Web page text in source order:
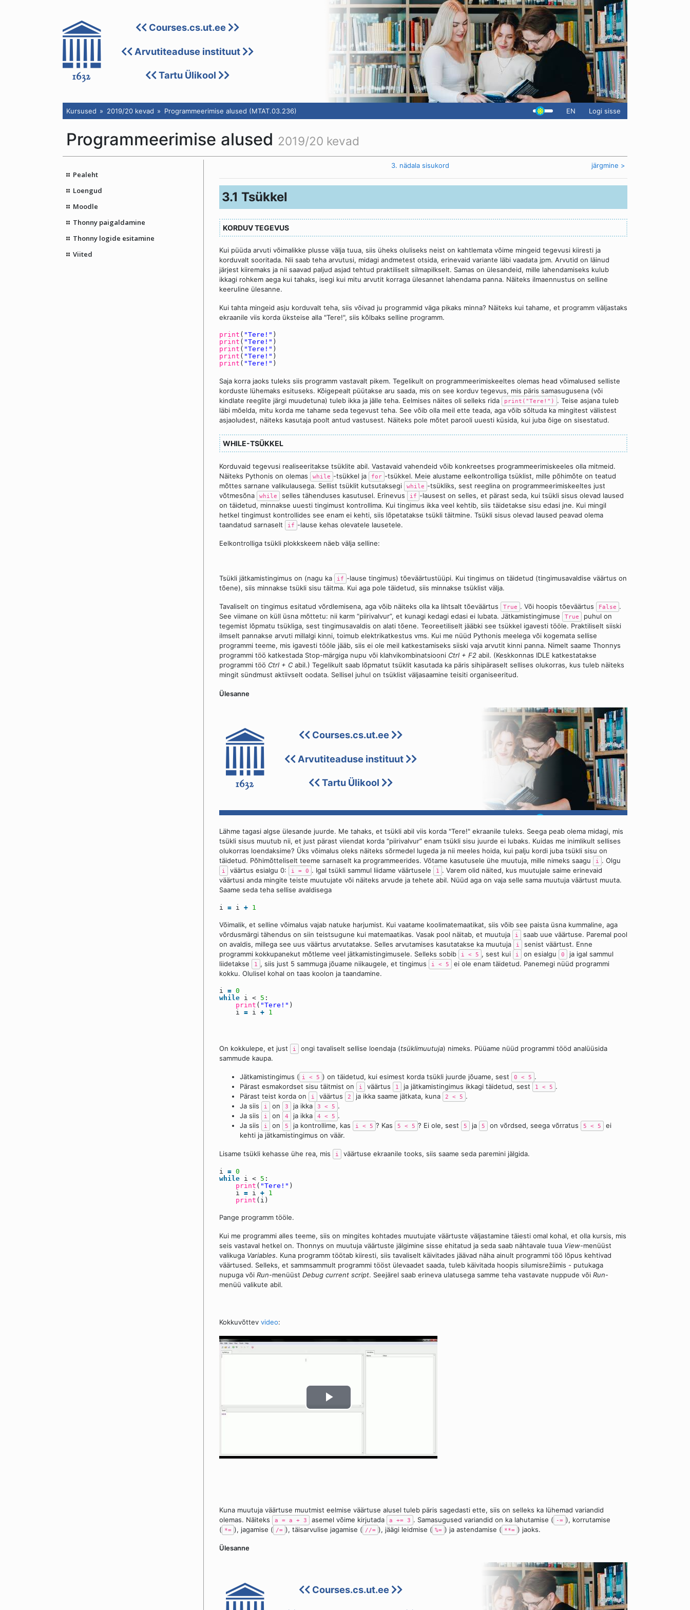
Courses.cs.ut.ee
Arvutiteaduse instituut
Tartu Ülikool
Kursused 2019/20 kevad Programmeerimise alused (MTAT.03.236) EN Logi sisse
Programmeerimise alused 2019/20 kevad
Pealeht
Loengud
Moodle
Thonny paigaldamine
Thonny logide esitamine
Viited
3. nädala sisukord järgmine >
3.1 Tsükkel
KORDUV TEGEVUS
Kui püüda arvuti võimalikke plusse välja tuua, siis üheks oluliseks neist on kahtlemata võime mingeid tegevusi kiiresti ja
korduvalt sooritada. Nii saab teha arvutusi, midagi andmetest otsida, erinevaid variante läbi vaadata jpm. Arvutid on läinud
järjest kiiremaks ja nii saavad paljud asjad tehtud praktiliselt silmapilkselt. Samas on ülesandeid, mille lahendamiseks kulub
ikkagi rohkem aega kui tahaks, isegi kui mitu arvutit korraga ülesannet lahendama panna. Näiteks ilmaennustus on selline
keeruline ülesanne.
Kui tahta mingeid asju korduvalt teha, siis võivad ju programmid väga pikaks minna? Näiteks kui tahame, et programm väljastaks
ekraanile viis korda üksteise alla "Tere!", siis kõlbaks selline programm.
print ( "Tere!" )
print ( "Tere!" )
print ( "Tere!" )
print ( "Tere!" )
print ( "Tere!" )
Saja korra jaoks tuleks siis programm vastavalt pikem. Tegelikult on programmeerimiskeeltes olemas head võimalused selliste
korduste lühemaks esituseks. Kõigepealt püütakse aru saada, mis on see korduv tegevus, mis päris samasugusena (või
kindlate reeglite järgi muudetuna) tuleb ikka ja jälle teha. Eelmises näites oli selleks rida
print("Tere!") . Teise asjana tuleb
läbi mõelda, mitu korda me tahame seda tegevust teha. See võib olla meil ette teada, aga võib sõltuda ka mingitest välistest
asjaoludest, näiteks kasutaja poolt antud vastusest. Näiteks pole mõtet parooli uuesti küsida, kui juba õige on sisestatud.
WHILE-TSÜKKEL
Korduvaid tegevusi realiseeritakse tsüklite abil. Vastavaid vahendeid võib konkreetses programmeerimiskeeles olla mitmeid.
Näiteks Pythonis on olemas
while -tsükkel ja for -tsükkel. Meie alustame eelkontrolliga tsüklist, mille põhimõte on teatud
mõttes sarnane valikulausega. Sellist tsüklit kutsutaksegi
while -tsükliks, sest reeglina on programmeerimiskeeltes just
võtmesõna
while selles tähenduses kasutusel. Erinevus if -lausest on selles, et pärast seda, kui tsükli sisus olevad laused
on täidetud, minnakse uuesti tingimust kontrollima. Kui tingimus ikka veel kehtib, siis täidetakse sisu edasi jne. Kui mingil
hetkel tingimust kontrollides see enam ei kehti, siis lõpetatakse tsükli täitmine. Tsükli sisus olevad laused peavad olema
taandatud sarnaselt
if -lause kehas olevatele lausetele.
Eelkontrolliga tsükli plokkskeem näeb välja selline:
Tsükli jätkamistingimus on (nagu ka if -lause tingimus) tõeväärtustüüpi. Kui tingimus on täidetud (tingimusavaldise väärtus on
tõene), siis minnakse tsükli sisu täitma. Kui aga pole täidetud, siis minnakse tsüklist välja.
Tavaliselt on tingimus esitatud võrdlemisena, aga võib näiteks olla ka lihtsalt tõeväärtus True . Või hoopis tõeväärtus False .
See viimane on küll üsna mõttetu: nii karm “piirivalvur”, et kunagi kedagi edasi ei lubata. Jätkamistingimuse
True
puhul on
tegemist lõpmatu tsükliga, sest tingimusavaldis on alati tõene. Teoreetiliselt jääbki see tsükkel igavesti tööle. Praktiliselt siiski
ilmselt pannakse arvuti millalgi kinni, toimub elektrikatkestus vms. Kui me nüüd Pythonis meelega või kogemata sellise
programmi teeme, mis igavesti tööle jääb, siis ei ole meil katkestamiseks siiski vaja arvutit kinni panna. Nimelt saame Thonnys
programmi töö katkestada Stop-märgiga nupu või klahvikombinatsiooni Ctrl + F2 abil. (Keskkonnas IDLE katkestatakse
programmi töö Ctrl + C abil.) Tegelikult saab lõpmatut tsüklit kasutada ka päris sihipäraselt sellises olukorras, kus tuleb näiteks
mingit sündmust aktiivselt oodata. Sellisel juhul on tsüklist väljasaamine teisiti organiseeritud.
Ülesanne
Lähme tagasi algse ülesande juurde. Me tahaks, et tsükli abil viis korda "Tere!" ekraanile tuleks. Seega peab olema midagi, mis
tsükli sisus muutub nii, et just pärast viiendat korda “piirivalvur” enam tsükli sisu juurde ei lubaks. Kuidas me inimlikult sellises
olukorras loendaksime? Üks võimalus oleks näiteks sõrmedel lugeda ja nii meeles hoida, kui palju kordi juba tsükli sisu on
täidetud. Põhimõtteliselt teeme sarnaselt ka programmeerides. Võtame kasutusele ühe muutuja, mille nimeks saagu
i . Olgu
i väärtus esialgu 0: i = 0 . Igal tsükli sammul liidame väärtusele 1 . Varem olid näited, kus muutujale saime erinevaid
väärtusi anda mingite teiste muutujate või näiteks arvude ja tehete abil. Nüüd aga on vaja selle sama muutuja väärtust muuta.
Saame seda teha sellise avaldisega
i = i + 1
Võimalik, et selline võimalus vajab natuke harjumist. Kui vaatame koolimatemaatikat, siis võib see paista üsna kummaline, aga
võrdusmärgi tähendus on siin teistsugune kui matemaatikas. Vasak pool näitab, et muutuja
i
saab uue väärtuse. Paremal pool
on avaldis, millega see uus väärtus arvutatakse. Selles arvutamises kasutatakse ka muutuja
i
senist väärtust. Enne
programmi kokkupanekut mõtleme veel jätkamistingimusele. Selleks sobib
i < 5 , sest kui i on esialgu 0
ja igal sammul
liidetakse
1 , siis just 5 sammuga jõuame niikaugele, et tingimus i < 5
ei ole enam täidetud. Panemegi nüüd programmi
kokku. Olulisel kohal on taas koolon ja taandamine.
i = 0
while i < 5 :
print ( "Tere!" )
i = i + 1
On kokkulepe, et just i ongi tavaliselt sellise loendaja (tsüklimuutuja) nimeks. Püüame nüüd programmi tööd analüüsida
sammude kaupa.
Jätkamistingimus ( i < 5 ) on täidetud, kui esimest korda tsükli juurde jõuame, sest 0 < 5 .
Pärast esmakordset sisu täitmist on
i väärtus 1 ja jätkamistingimus ikkagi täidetud, sest 1 < 5 .
Pärast teist korda on
i väärtus 2 ja ikka saame jätkata, kuna 2 < 5 .
Ja siis
i on 3 ja ikka 3 < 5 .
Ja siis
i on 4 ja ikka 4 < 5 .
Ja siis
i on 5 ja kontrollime, kas i < 5 ? Kas 5 < 5 ? Ei ole, sest 5 ja 5 on võrdsed, seega võrratus 5 < 5
ei
kehti ja jätkamistingimus on väär.
Lisame tsükli kehasse ühe rea, mis i väärtuse ekraanile tooks, siis saame seda paremini jälgida.
i = 0
while i < 5 :
print ( "Tere!" )
i = i + 1
print (i)
Pange programm tööle.
Kui me programmi alles teeme, siis on mingites kohtades muutujate väärtuste väljastamine täiesti omal kohal, et olla kursis, mis
seis vastaval hetkel on. Thonnys on muutuja väärtuste jälgimine sisse ehitatud ja seda saab nähtavale tuua View-menüüst
valikuga Variables. Kuna programm töötab kiiresti, siis tavaliselt käivitades jäävad näha ainult programmi töö lõpus kehtivad
väärtused. Selleks, et sammsammult programmi tööst ülevaadet saada, tuleb käivitada hoopis silumisrežiimis - putukaga
nupuga või Run-menüüst Debug current script. Seejärel saab erineva ulatusega samme teha vastavate nuppude või Run-
menüü valikute abil.
Kokkuvõttev video:
Kuna muutuja väärtuse muutmist eelmise väärtuse alusel tuleb päris sagedasti ette, siis on selleks ka lühemad variandid
olemas. Näiteks
a = a + 3 asemel võime kirjutada a += 3 . Samasugused variandid on ka lahutamise ( -= ), korrutamise
( *= ), jagamise ( /= ), täisarvulise jagamise ( //= ), jäägi leidmise ( %= ) ja astendamise ( **= ) jaoks.
Ülesanne